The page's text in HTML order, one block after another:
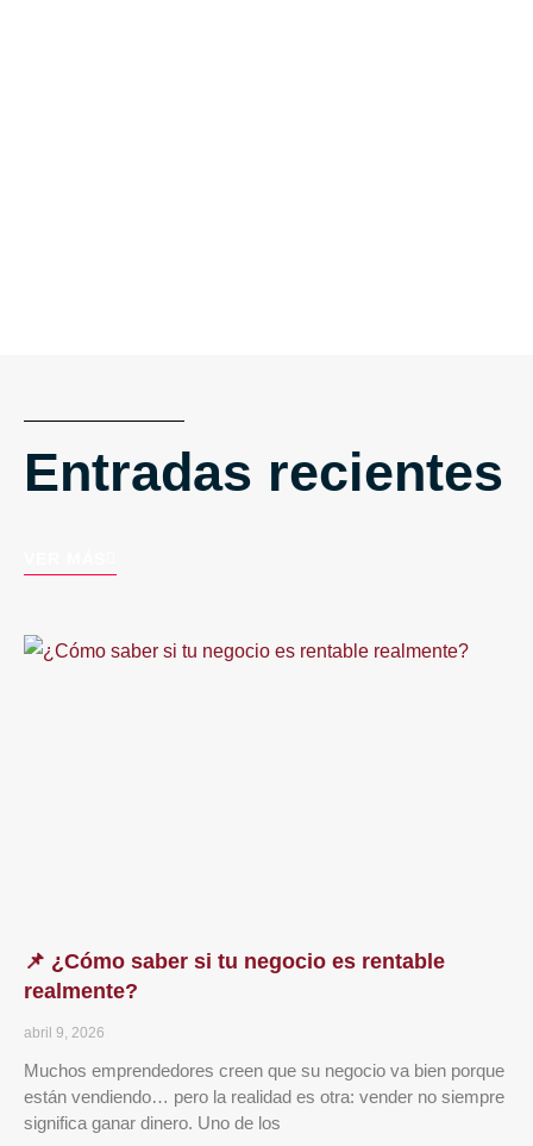
Entradas recientes
📌 ¿Cómo saber si tu negocio es rentable
realmente?
abril 9, 2026
Muchos emprendedores creen que su negocio va bien porque
están vendiendo… pero la realidad es otra: vender no siempre
significa ganar dinero. Uno de los